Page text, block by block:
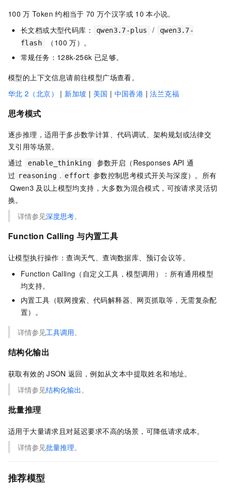
100 万 Token 约相当于 70 万个汉字或 10 本小说。
长文档或大型代码库：
qwen3.7-plus /
qwen3.7-
flash
（100 万）。
常规任务：128k-256k 已足够。
模型的上下文信息请前往模型广场查看。
华北 2（北京） | 新加坡 | 美国 | 中国香港 |法兰克福
思考模式
逐步推理，适用于多步数学计算、代码调试、架构规划或法律交
叉引用等场景。
通过
enable_thinking
参数开启（Responses API 通
过 reasoning . effort 参数控制思考模式开关与深度）。所有
Qwen3 及以上模型均支持，大多数为混合模式，可按请求灵活切
换。
详情参见深度思考。
Function Calling 与内置工具
让模型执行操作：查询天气、查询数据库、预订会议等。
Function Calling（自定义工具，模型调用）：所有通用模型
均支持。
内置工具（联网搜索、代码解释器、网页抓取等，无需复杂配
置）。
详情参见工具调用。
结构化输出
获取有效的 JSON 返回，例如从文本中提取姓名和地址。
详情参见结构化输出 。
批量推理
适用于大量请求且对延迟要求不高的场景，可降低请求成本。
详情参见批量推理。
推荐模型